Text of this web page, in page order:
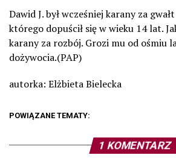
Dawid J. był wcześniej karany za
którego dopuścił się w wieku 14 lat.
karany za rozbój. Grozi mu od ośmiu
dożywocia.(PAP)
autorka: Elżbieta Bielecka
POWIĄZANE TEMATY:
1 KOMENTARZ